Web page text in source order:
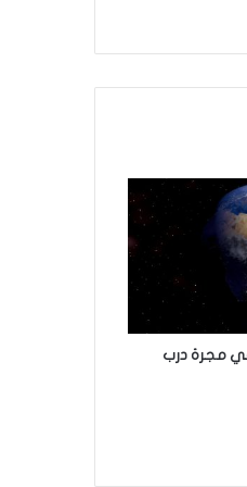
مجرة درب